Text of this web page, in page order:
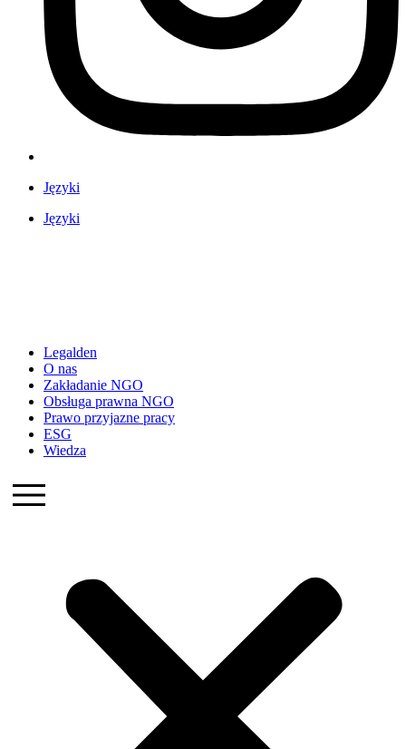
Języki
Języki
Legalden
O nas
Zakładanie NGO
Obsługa prawna NGO
Prawo przyjazne pracy
ESG
Wiedza